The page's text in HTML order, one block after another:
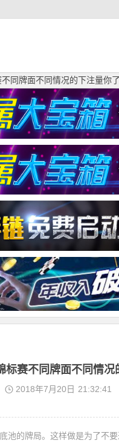
同牌面不同情况的下注量你了
标赛不同牌面不同情况
2018年7月20日 21:32:41
池的牌局。这样做是为了不